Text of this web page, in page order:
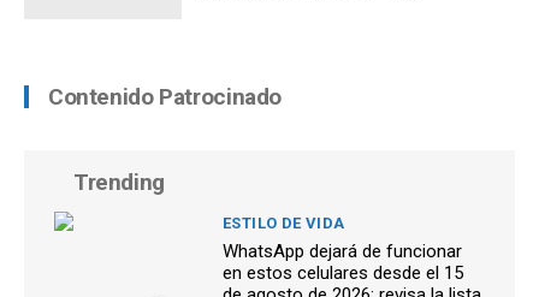
Contenido Patrocinado
Trending
ESTILO DE VIDA
WhatsApp dejará de funcionar
en estos celulares desde el 15